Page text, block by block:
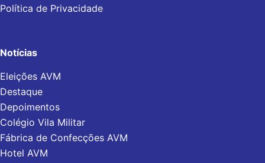
Política de Privacidade
Notícias
Eleições AVM
Destaque
Depoimentos
Colégio Vila Militar
Fábrica de Confecções AVM
Hotel AVM